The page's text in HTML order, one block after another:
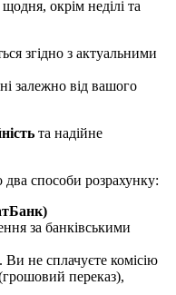
окрім неділі та
згідно з актуальними
залежно від вашого
та надійне
способи розрахунку:
за банківськими
не сплачуєте комісію
переказ),